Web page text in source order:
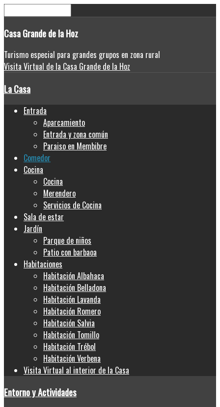
CasaGrande de la Hoz
Turismo especial para grandes grupos en zona rural
Visita Virtual de la Casa Grande de la Hoz
La Casa
Entrada
Aparcamiento
Entrada y zona común
Paraiso en Membibre
Comedor
Cocina
Cocina
Merendero
Servicios de Cocina
Sala de estar
Jardín
Parque de niños
Patio con barbaoa
Habitaciones
Habitación Albahaca
Habitación Belladona
Habitación Lavanda
Habitación Romero
Habitación Salvia
Habitación Tomillo
Habitación Trébol
Habitación Verbena
Visita Virtual al interior de la Casa
Entorno y Actividades